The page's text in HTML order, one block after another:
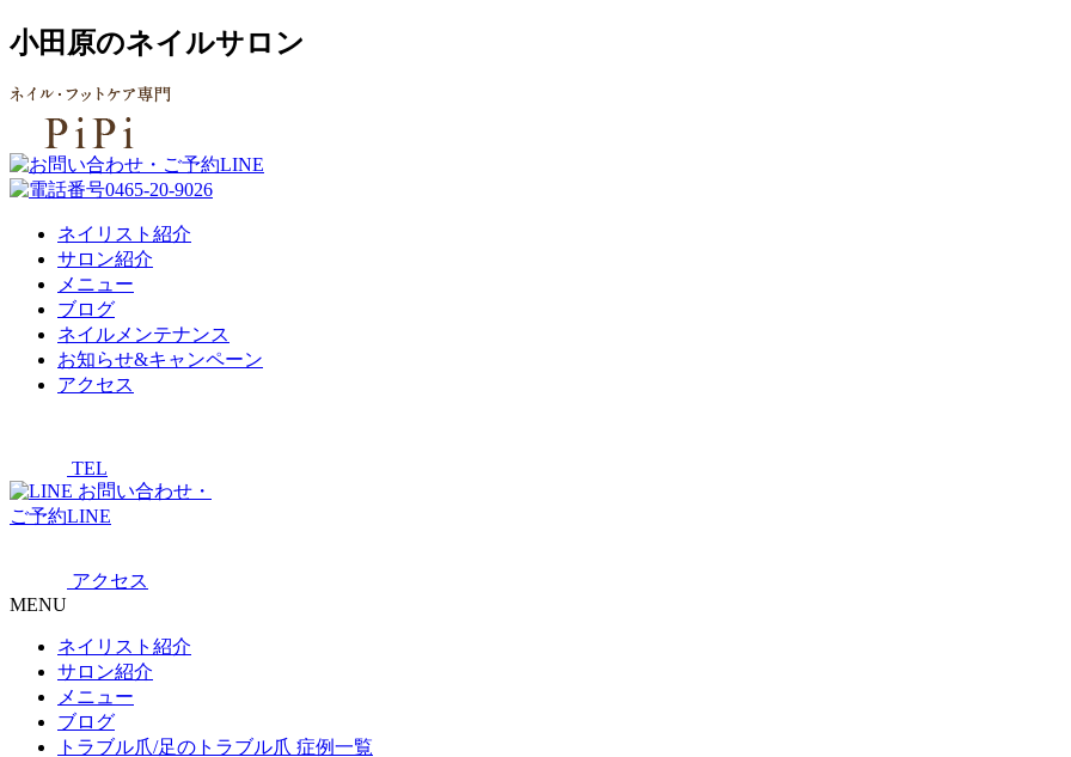
小田原のネイルサロン
ネイリスト紹介
サロン紹介
メニュー
ブログ
ネイルメンテナンス
お知らせ&キャンペーン
アクセス
TEL
お問い合わせ・
ご予約LINE
アクセス
MENU
ネイリスト紹介
サロン紹介
メニュー
ブログ
トラブル爪/足のトラブル爪 症例一覧